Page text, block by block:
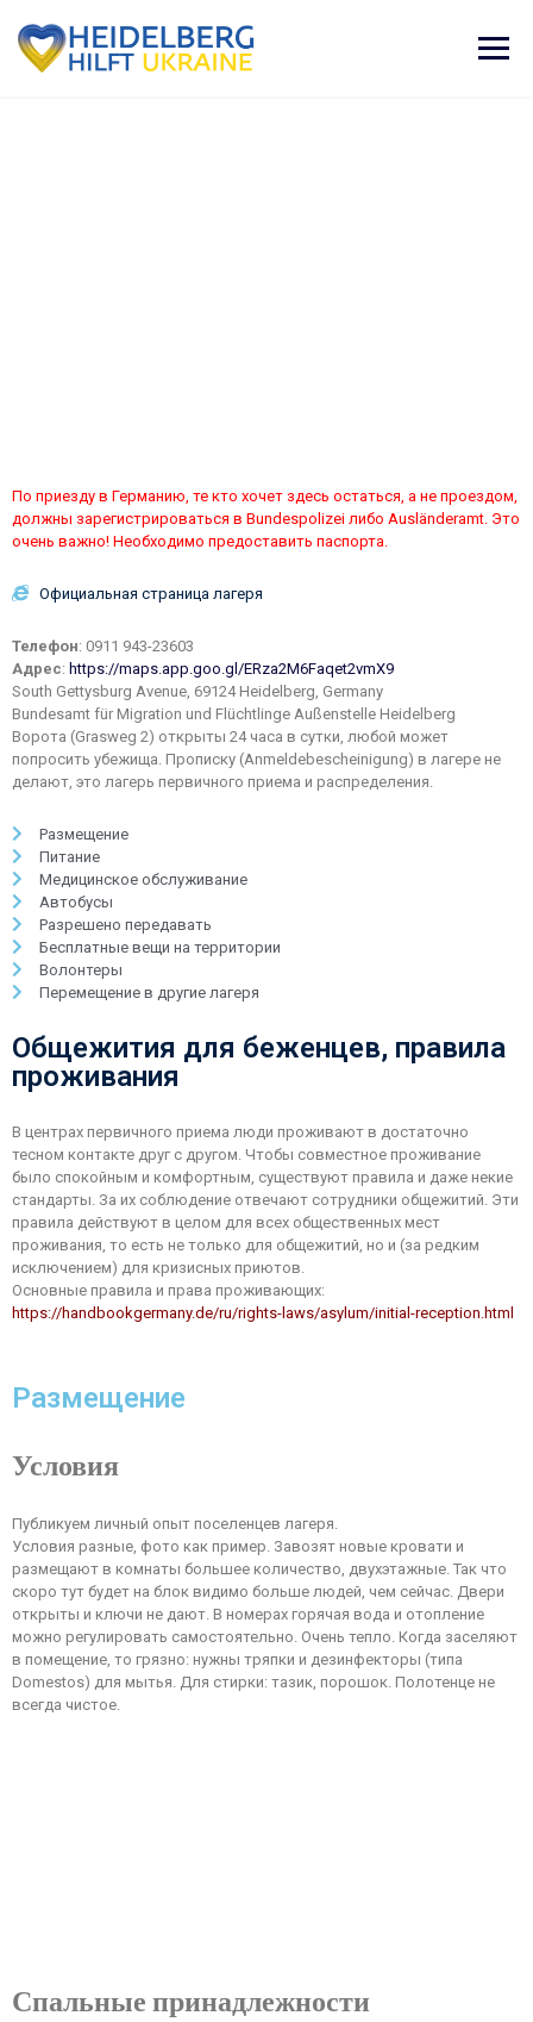
По приезду в Германию, те кто хочет здесь остаться, а не проездом,
должны зарегистрироваться в Bundespolizei либо Ausländeramt. Это
очень важно! Необходимо предоставить паспорта.
Официальная страница лагеря
Телефон: 0911 943-23603
Адрес: https://maps.app.goo.gl/ERza2M6Faqet2vmX9
South Gettysburg Avenue, 69124 Heidelberg, Germany
Bundesamt für Migration und Flüchtlinge Außenstelle Heidelberg
Ворота (Grasweg 2) открыты 24 часа в сутки, любой может
попросить убежища. Прописку (Anmeldebescheinigung) в лагере не
делают, это лагерь первичного приема и распределения.
Размещение
Питание
Медицинское обслуживание
Автобусы
Разрешено передавать
Бесплатные вещи на территории
Волонтеры
Перемещение в другие лагеря
Общежития для беженцев, правила
проживания
В центрах первичного приема люди проживают в достаточно
тесном контакте друг с другом. Чтобы совместное проживание
было спокойным и комфортным, существуют правила и даже некие
стандарты. За их соблюдение отвечают сотрудники общежитий. Эти
правила действуют в целом для всех общественных мест
проживания, то есть не только для общежитий, но и (за редким
исключением) для кризисных приютов.
Основные правила и права проживающих:
https://handbookgermany.de/ru/rights-laws/asylum/initial-reception.html
Размещение
Условия
Публикуем личный опыт поселенцев лагеря.
Условия разные, фото как пример. Завозят новые кровати и
размещают в комнаты большее количество, двухэтажные. Так что
скоро тут будет на блок видимо больше людей, чем сейчас. Двери
открыты и ключи не дают. В номерах горячая вода и отопление
можно регулировать самостоятельно. Очень тепло. Когда заселяют
в помещение, то грязно: нужны тряпки и дезинфекторы (типа
Domestos) для мытья. Для стирки: тазик, порошок. Полотенце не
всегда чистое.
Спальные принадлежности